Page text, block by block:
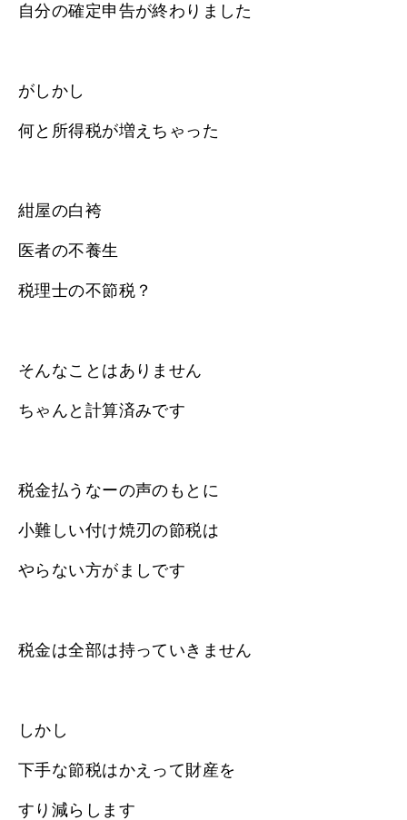
自分の確定申告が終わりました
がしかし
何と所得税が増えちゃった
紺屋の白袴
医者の不養生
税理士の不節税？
そんなことはありません
ちゃんと計算済みです
税金払うなーの声のもとに
小難しい付け焼刃の節税は
やらない方がましです
税金は全部は持っていきません
しかし
下手な節税はかえって財産を
すり減らします